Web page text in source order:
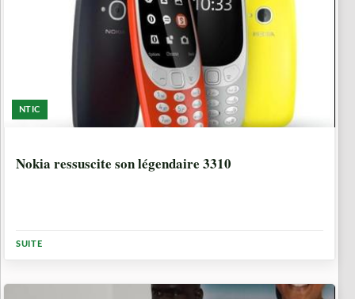
NTIC
Nokia ressuscite son légendaire 3310
SUITE